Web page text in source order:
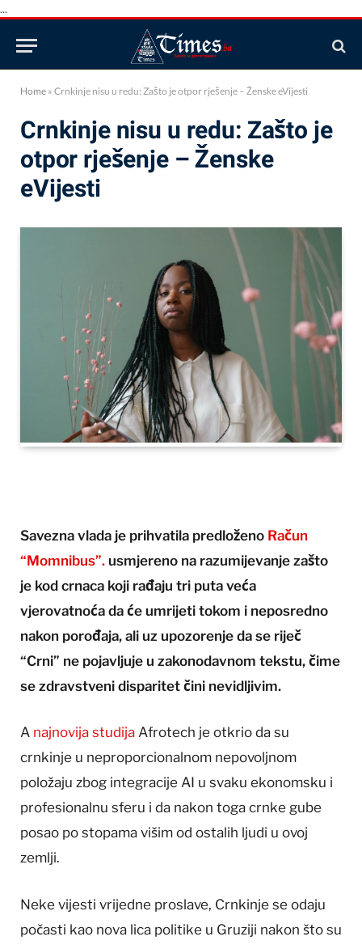
...
Home » Crnkinje nisu u redu: Zašto je otpor rješenje – Ženske eVijesti
Crnkinje nisu u redu: Zašto je
otpor rješenje – Ženske
eVijesti
Savezna vlada je prihvatila predloženo Račun
“Momnibus”. usmjereno na razumijevanje zašto
je kod crnaca koji rađaju tri puta veća
vjerovatnoća da će umrijeti tokom i neposredno
nakon porođaja, ali uz upozorenje da se riječ
“Crni” ne pojavljuje u zakonodavnom tekstu, čime
se zdravstveni disparitet čini nevidljivim.
A najnovija studija Afrotech je otkrio da su
crnkinje u neproporcionalnom nepovoljnom
položaju zbog integracije AI u svaku ekonomsku i
profesionalnu sferu i da nakon toga crnke gube
posao po stopama višim od ostalih ljudi u ovoj
zemlji.
Neke vijesti vrijedne proslave, Crnkinje se odaju
počasti kao nova lica politike u Gruziji nakon što su